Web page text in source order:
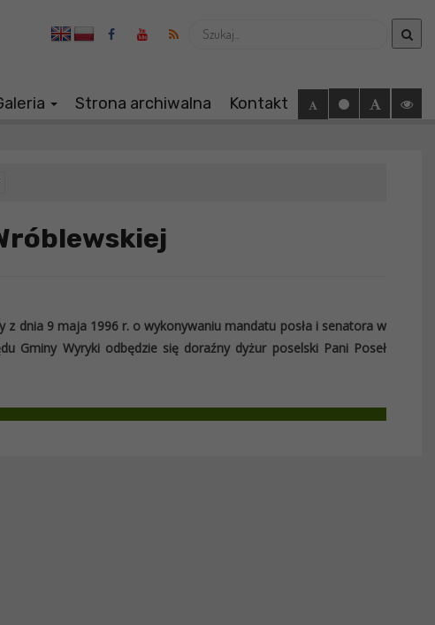
Wyszukaj
Strona archiwalna Kontakt
dnia 9 maja 1996 r. o wykonywaniu mandatu posła i senatora w
Gminy Wyryki odbędzie się doraźny dyżur poselski Pani Poseł